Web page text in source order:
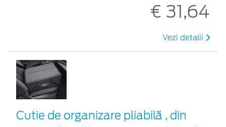
€ 31,64
Vezi detalii
Cutie de organizare pliabilă , din